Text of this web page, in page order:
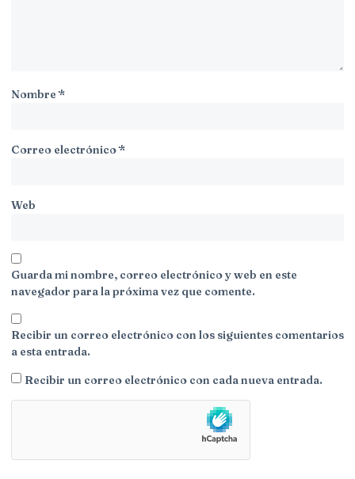
Nombre*
Correo electrónico*
Web
Guarda mi nombre, correo electrónico y web en este
navegador para la próxima vez que comente.
Recibir un correo electrónico con los siguientes comentarios
a esta entrada.
Recibir un correo electrónico con cada nueva entrada.